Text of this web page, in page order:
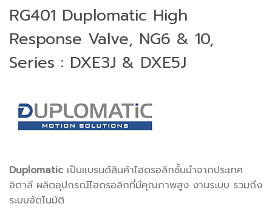
RG401 Duplomatic High
Response Valve, NG6 & 10,
Series : DXE3J & DXE5J
Duplomatic เป็นแบรนด์สินค้าไฮดรอลิกชั้นนำจากประเทศ
อิตาลี ผลิตอุปกรณ์ไฮดรอลิกที่มีคุณภาพสูง งานระบบ รวมถึง
ระบบอัตโนมัติ